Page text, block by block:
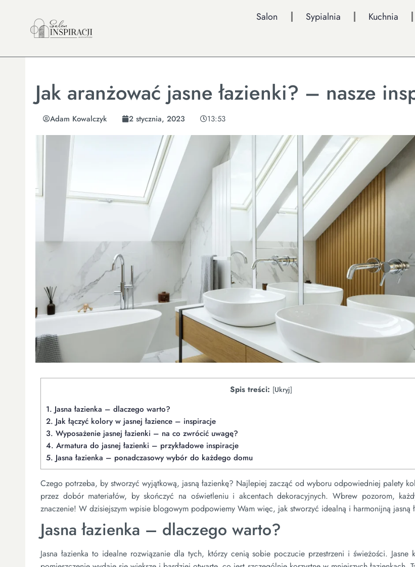
Salon Sypialnia Kuchnia
Jak aranżować jasne łazienki? – nasze
Adam Kowalczyk 2 stycznia, 2023 13:53
Spis treści: [Ukryj]
1. Jasna łazienka – dlaczego warto?
2. Jak łączyć kolory w jasnej łazience – inspiracje
3. Wyposażenie jasnej łazienki – na co zwrócić uwagę?
4. Armatura do jasnej łazienki – przykładowe inspiracje
5. Jasna łazienka – ponadczasowy wybór do każdego domu
Czego potrzeba, by stworzyć wyjątkową, jasną łazienkę? Najlepiej zacząć od wyboru odpowiedniej palety
przez dobór materiałów, by skończyć na oświetleniu i akcentach dekoracyjnych. Wbrew pozorom,
znaczenie! W dzisiejszym wpisie blogowym podpowiemy Wam więc, jak stworzyć idealną i harmonijną jasną
Jasna łazienka – dlaczego warto?
Jasna łazienka to idealne rozwiązanie dla tych, którzy cenią sobie poczucie przestrzeni i świeżości. Jasne